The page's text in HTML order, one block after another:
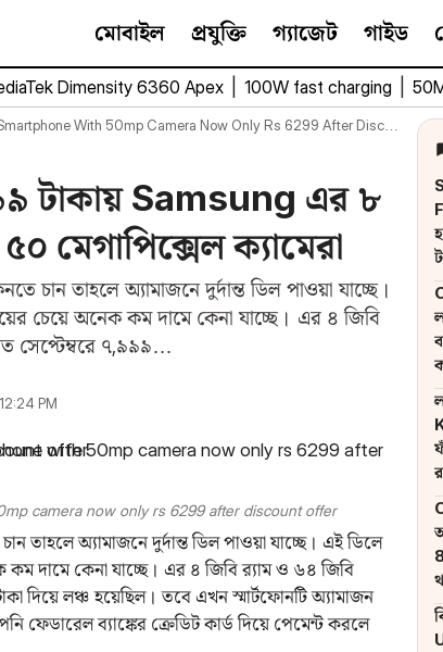
মোবাইল প্রযুক্তি গ্যাজেট গাইড
Dimensity 6360 Apex 100W fast charging
With 50mp Camera Now Only Rs 6299 After Discount Offer
টাকায় Samsung এর ৮
মেগাপিক্সেল ক্যামেরা
চান তাহলে অ্যামাজনে দুর্দান্ত ডিল পাওয়া যাচ্ছে।
চেয়ে অনেক কম দামে কেনা যাচ্ছে। এর ৪ জিবি
সেপ্টেম্বরে ৭,৯৯৯…
PM
camera now only rs 6299 after discount offer
তাহলে অ্যামাজনে দুর্দান্ত ডিল পাওয়া যাচ্ছে। এই ডিলে
দামে কেনা যাচ্ছে। এর ৪ জিবি র‌্যাম ও ৬৪ জিবি
দিয়ে লঞ্চ হয়েছিল। তবে এখন স্মার্টফোনটি অ্যামাজন
ফেডারেল ব্যাঙ্কের ক্রেডিট কার্ড দিয়ে পেমেন্ট করলে